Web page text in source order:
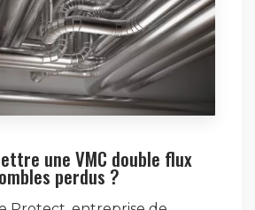
une VMC double flux
perdus ?